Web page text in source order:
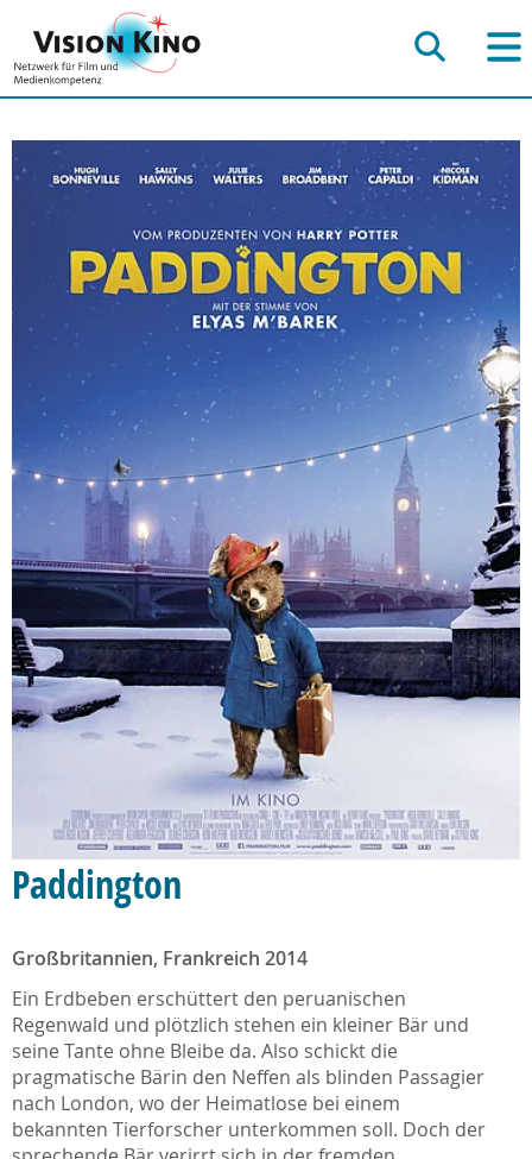
Paddington
Großbritannien, Frankreich 2014
Ein Erdbeben erschüttert den peruanischen
Regenwald und plötzlich stehen ein kleiner Bär und
seine Tante ohne Bleibe da. Also schickt die
pragmatische Bärin den Neffen als blinden Passagier
nach London, wo der Heimatlose bei einem
bekannten Tierforscher unterkommen soll. Doch der